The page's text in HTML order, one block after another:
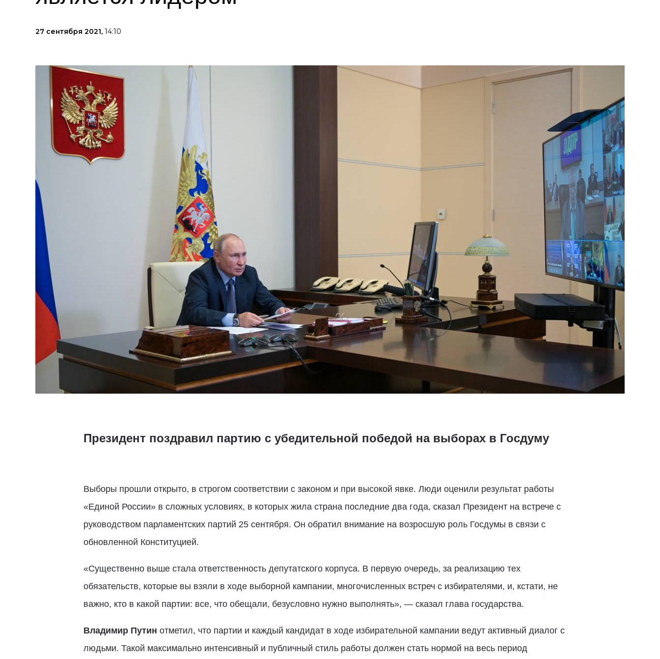
27 сентября 2021, 14:10
Президент поздравил партию с убедительной победой на выборах в Госдуму
Выборы прошли открыто, в строгом соответствии с законом и при высокой явке. Люди оценили результат работы
«Единой России» в сложных условиях, в которых жила страна последние два года, сказал Президент на встрече с
руководством парламентских партий 25 сентября. Он обратил внимание на возросшую роль Госдумы в связи с
обновленной Конституцией.
«Существенно выше стала ответственность депутатского корпуса. В первую очередь, за реализацию тех
обязательств, которые вы взяли в ходе выборной кампании, многочисленных встреч с избирателями, и, кстати, не
важно, кто в какой партии: все, что обещали, безусловно нужно выполнять», — сказал глава государства.
Владимир Путин отметил, что партии и каждый кандидат в ходе избирательной кампании ведут активный диалог с
людьми. Такой максимально интенсивный и публичный стиль работы должен стать нормой на весь период